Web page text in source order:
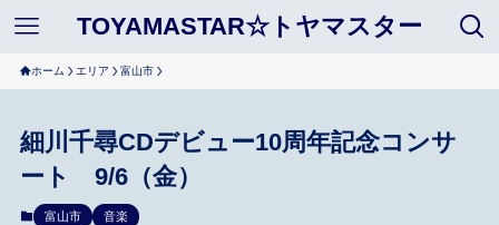
TOYAMASTAR☆トヤマスター
ホーム エリア 富山市
細川千尋CDデビュー10周年記念コンサ
ート 9/6（金）
富山市 音楽